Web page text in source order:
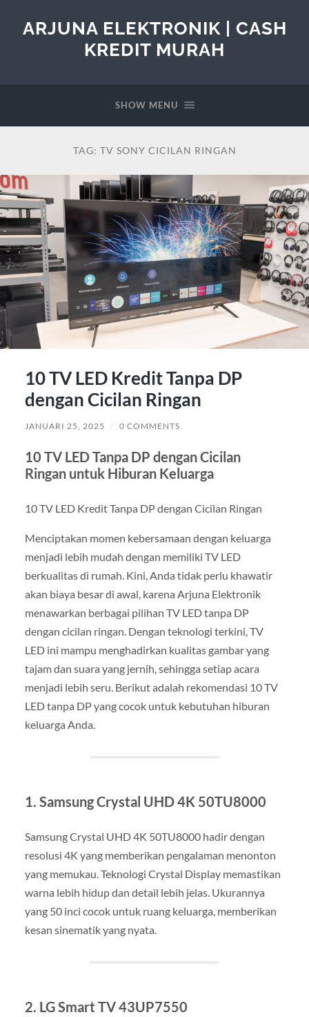
ARJUNA ELEKTRONIK | CASH
KREDIT MURAH
SHOW MENU
TAG: TV SONY CICILAN RINGAN
10 TV LED Kredit Tanpa DP
dengan Cicilan Ringan
JANUARI 25, 2025 / 0 COMMENTS
10 TV LED Tanpa DP dengan Cicilan
Ringan untuk Hiburan Keluarga
10 TV LED Kredit Tanpa DP dengan Cicilan Ringan
Menciptakan momen kebersamaan dengan keluarga
menjadi lebih mudah dengan memiliki TV LED
berkualitas di rumah. Kini, Anda tidak perlu khawatir
akan biaya besar di awal, karena Arjuna Elektronik
menawarkan berbagai pilihan TV LED tanpa DP
dengan cicilan ringan. Dengan teknologi terkini, TV
LED ini mampu menghadirkan kualitas gambar yang
tajam dan suara yang jernih, sehingga setiap acara
menjadi lebih seru. Berikut adalah rekomendasi 10 TV
LED tanpa DP yang cocok untuk kebutuhan hiburan
keluarga Anda.
1. Samsung Crystal UHD 4K 50TU8000
Samsung Crystal UHD 4K 50TU8000 hadir dengan
resolusi 4K yang memberikan pengalaman menonton
yang memukau. Teknologi Crystal Display memastikan
warna lebih hidup dan detail lebih jelas. Ukurannya
yang 50 inci cocok untuk ruang keluarga, memberikan
kesan sinematik yang nyata.
2. LG Smart TV 43UP7550